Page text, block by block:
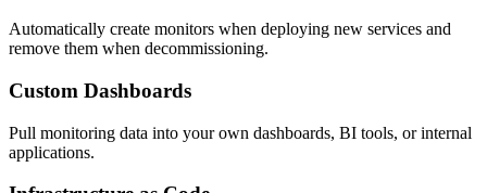
Automatically create monitors when deploying new services and
remove them when decommissioning.
Custom Dashboards
Pull monitoring data into your own dashboards, BI tools, or internal
applications.